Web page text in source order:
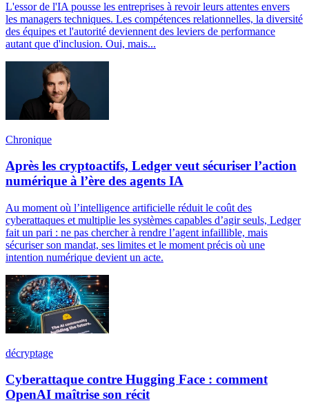
L'essor de l'IA pousse les entreprises à revoir leurs attentes envers
les managers techniques. Les compétences relationnelles, la diversité
des équipes et l'autorité deviennent des leviers de performance
autant que d'inclusion. Oui, mais...
Chronique
Après les cryptoactifs, Ledger veut sécuriser l’action
numérique à l’ère des agents IA
Au moment où l’intelligence artificielle réduit le coût des
cyberattaques et multiplie les systèmes capables d’agir seuls, Ledger
fait un pari : ne pas chercher à rendre l’agent infaillible, mais
sécuriser son mandat, ses limites et le moment précis où une
intention numérique devient un acte.
décryptage
Cyberattaque contre Hugging Face : comment
OpenAI maîtrise son récit